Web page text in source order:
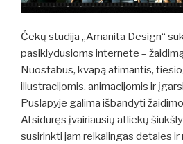
Čekų studija „Amanita Design“
pasiklydusioms internete –
Nuostabus, kvapą atimantis,
iliustracijomis, animacijomis ir
Puslapyje galima išbandyti
Atsidūręs įvairiausių atliekų
susirinkti jam reikalingas detales